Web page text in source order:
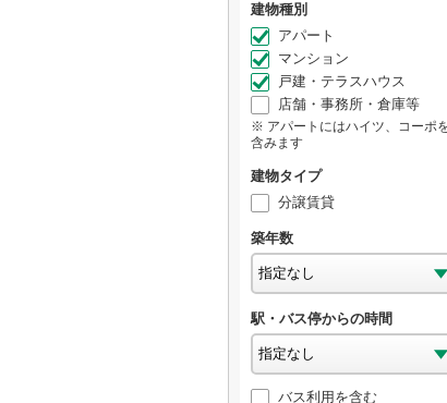
建物種別
アパート
マンション
戸建・テラスハウス
店舗・事務所・倉庫等
アパートにはハイツ、コーポ
含みます
建物タイプ
分譲賃貸
築年数
駅・バス停からの時間
バス利用を含む